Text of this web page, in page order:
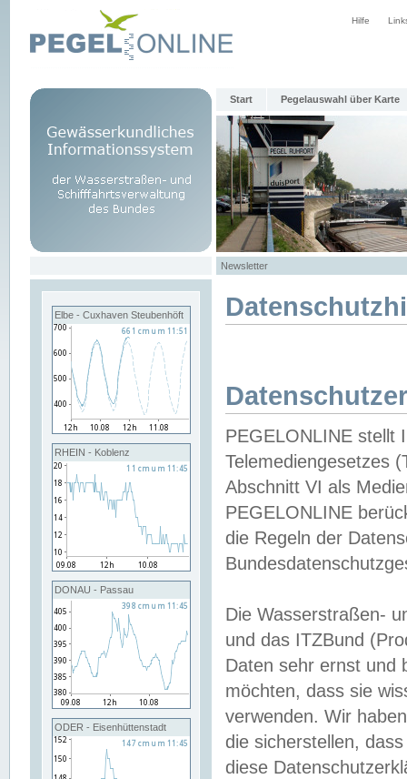
Hilfe
Start Pegelauswahl über Karte
Newsletter
Elbe - Cuxhaven Steubenhöft
RHEIN - Koblenz
DONAU - Passau
ODER - Eisenhüttenstadt
PEGELONLINE stellt
Telemediengesetzes
Abschnitt VI als
PEGELONLINE
die Regeln der
Die Wasserstraßen-
und das ITZBund
Daten sehr ernst und
möchten, dass sie
verwenden. Wir
die sicherstellen,
diese